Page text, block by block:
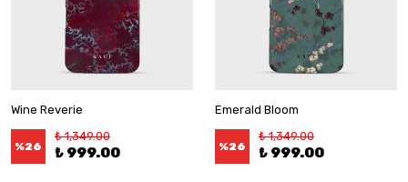
Wine Reverie
%26
₺ 1,349.00
₺ 999.00
Emerald Bloom
%26
₺ 1,349.00
₺ 999.00